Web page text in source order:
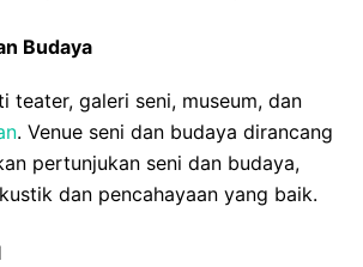
Budaya
teater, galeri seni, museum, dan
. Venue seni dan budaya dirancang
pertunjukan seni dan budaya,
dan pencahayaan yang baik.